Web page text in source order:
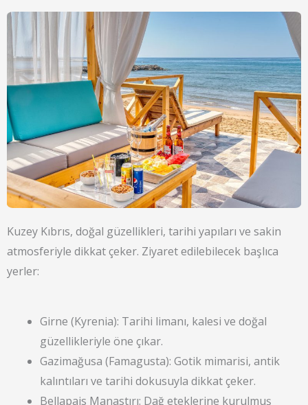
Kuzey Kıbrıs, doğal güzellikleri, tarihi yapıları ve sakin
atmosferiyle dikkat çeker. Ziyaret edilebilecek başlıca
yerler:
Girne (Kyrenia): Tarihi limanı, kalesi ve doğal
güzellikleriyle öne çıkar.
Gazimağusa (Famagusta): Gotik mimarisi, antik
kalıntıları ve tarihi dokusuyla dikkat çeker.
Bellapais Manastırı: Dağ eteklerine kurulmuş